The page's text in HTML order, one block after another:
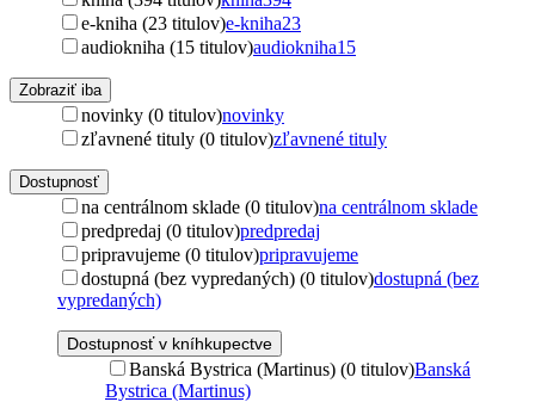
e-kniha (23 titulov)e-kniha23
audiokniha (15 titulov)audiokniha15
Zobraziť iba
novinky (0 titulov)novinky
zľavnené tituly (0 titulov)zľavnené tituly
Dostupnosť
na centrálnom sklade (0 titulov)na centrálnom sklade
predpredaj (0 titulov)predpredaj
pripravujeme (0 titulov)pripravujeme
dostupná (bez vypredaných) (0 titulov)dostupná (bez
vypredaných)
Dostupnosť v kníhkupectve
Banská Bystrica (Martinus) (0 titulov)Banská
Bystrica (Martinus)